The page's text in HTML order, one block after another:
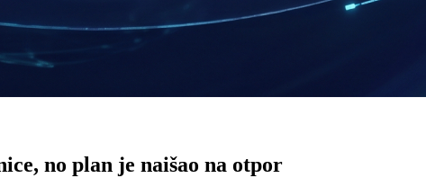
no plan je naišao na otpor